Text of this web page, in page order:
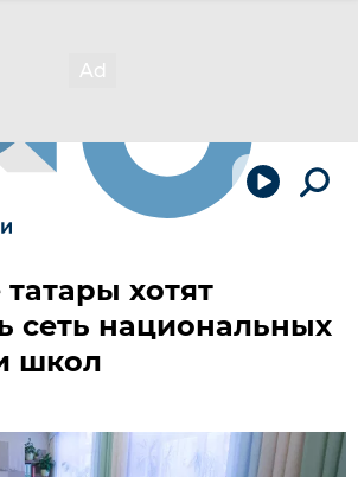
хотят
сеть национальных
школ